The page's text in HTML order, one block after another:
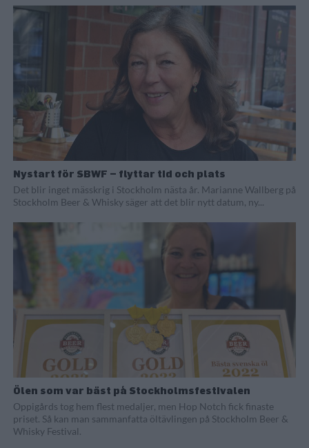
Nystart för SBWF – flyttar tid och plats
Det blir inget mässkrig i Stockholm nästa år. Marianne Wallberg på
Stockholm Beer & Whisky säger att det blir nytt datum, ny...
Ölen som var bäst på Stockholmsfestivalen
Oppigårds tog hem flest medaljer, men Hop Notch fick finaste
priset. Så kan man sammanfatta öltävlingen på Stockholm Beer &
Whisky Festival.